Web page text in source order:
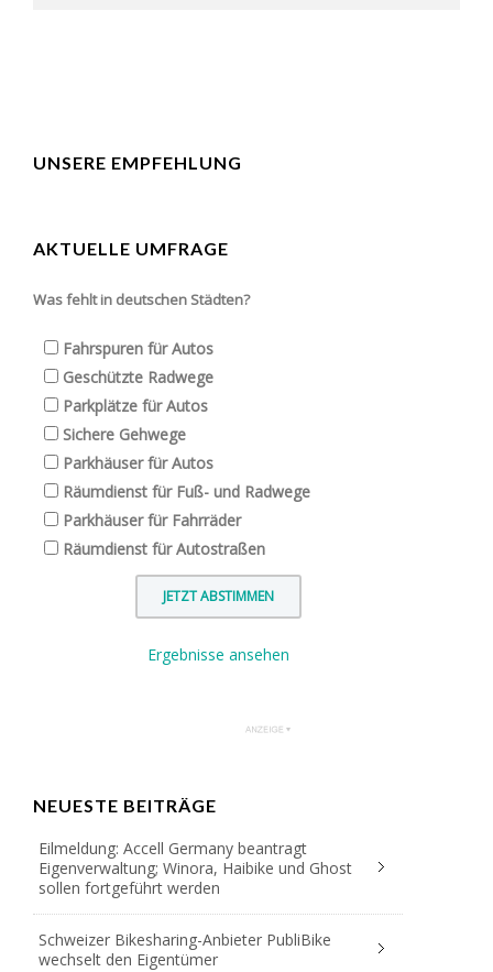
UNSERE EMPFEHLUNG
AKTUELLE UMFRAGE
Was fehlt in deutschen Städten?
Fahrspuren für Autos
Geschützte Radwege
Parkplätze für Autos
Sichere Gehwege
Parkhäuser für Autos
Räumdienst für Fuß- und Radwege
Parkhäuser für Fahrräder
Räumdienst für Autostraßen
Ergebnisse ansehen
NEUESTE BEITRÄGE
Eilmeldung: Accell Germany beantragt
Eigenverwaltung; Winora, Haibike und Ghost
sollen fortgeführt werden
Schweizer Bikesharing-Anbieter PubliBike
wechselt den Eigentümer